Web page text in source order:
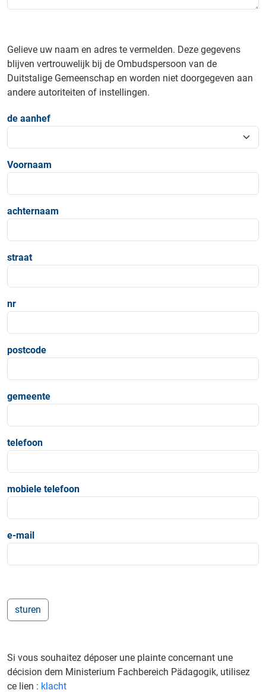
Gelieve uw naam en adres te vermelden. Deze gegevens
blijven vertrouwelijk bij de Ombudspersoon van de
Duitstalige Gemeenschap en worden niet doorgegeven aan
andere autoriteiten of instellingen.
de aanhef
Voornaam
achternaam
straat
nr
postcode
gemeente
telefoon
mobiele telefoon
e-mail
Si vous souhaitez déposer une plainte concernant une
décision dem Ministerium Fachbereich Pädagogik, utilisez
ce lien : klacht